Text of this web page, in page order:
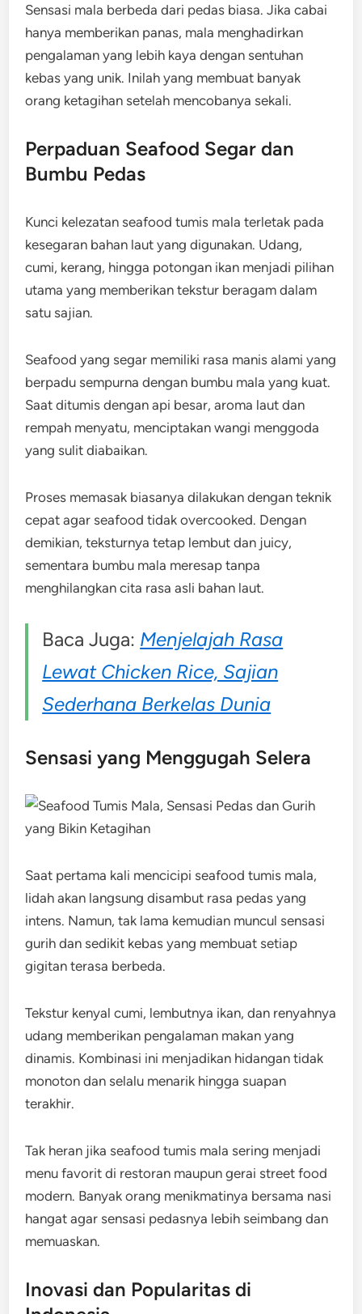
Sensasi mala berbeda dari pedas biasa. Jika cabai
hanya memberikan panas, mala menghadirkan
pengalaman yang lebih kaya dengan sentuhan
kebas yang unik. Inilah yang membuat banyak
orang ketagihan setelah mencobanya sekali.
Perpaduan Seafood Segar dan
Bumbu Pedas
Kunci kelezatan seafood tumis mala terletak pada
kesegaran bahan laut yang digunakan. Udang,
cumi, kerang, hingga potongan ikan menjadi pilihan
utama yang memberikan tekstur beragam dalam
satu sajian.
Seafood yang segar memiliki rasa manis alami yang
berpadu sempurna dengan bumbu mala yang kuat.
Saat ditumis dengan api besar, aroma laut dan
rempah menyatu, menciptakan wangi menggoda
yang sulit diabaikan.
Proses memasak biasanya dilakukan dengan teknik
cepat agar seafood tidak overcooked. Dengan
demikian, teksturnya tetap lembut dan juicy,
sementara bumbu mala meresap tanpa
menghilangkan cita rasa asli bahan laut.
Baca Juga: Menjelajah Rasa
Lewat Chicken Rice, Sajian
Sederhana Berkelas Dunia
Sensasi yang Menggugah Selera
Saat pertama kali mencicipi seafood tumis mala,
lidah akan langsung disambut rasa pedas yang
intens. Namun, tak lama kemudian muncul sensasi
gurih dan sedikit kebas yang membuat setiap
gigitan terasa berbeda.
Tekstur kenyal cumi, lembutnya ikan, dan renyahnya
udang memberikan pengalaman makan yang
dinamis. Kombinasi ini menjadikan hidangan tidak
monoton dan selalu menarik hingga suapan
terakhir.
Tak heran jika seafood tumis mala sering menjadi
menu favorit di restoran maupun gerai street food
modern. Banyak orang menikmatinya bersama nasi
hangat agar sensasi pedasnya lebih seimbang dan
memuaskan.
Inovasi dan Popularitas di